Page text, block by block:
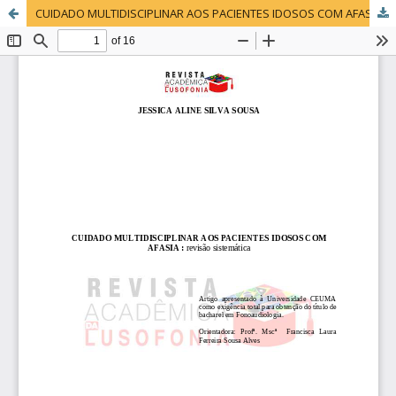
CUIDADO MULTIDISCIPLINAR AOS PACIENTES IDOSOS COM AFASIA